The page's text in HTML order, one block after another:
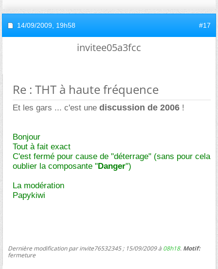
14/09/2009, 19h58 #17
invitee05a3fcc
Re : THT à haute fréquence
Et les gars ... c'est une discussion de 2006 !
Bonjour
Tout à fait exact
C'est fermé pour cause de "déterrage" (sans pour cela
oublier la composante "Danger")
La modération
Papykiwi
Dernière modification par invite76532345 ; 15/09/2009 à 08h18. Motif:
fermeture